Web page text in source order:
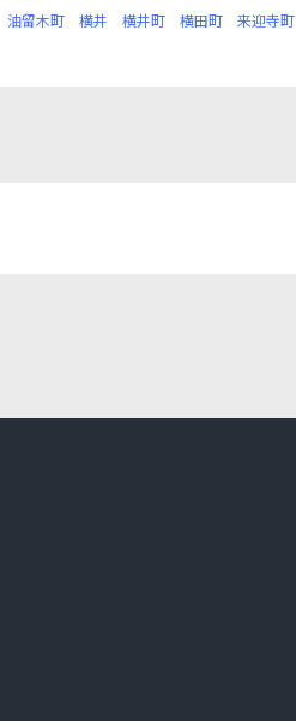
油留木町 横井 横井町 横田町
来迎寺町